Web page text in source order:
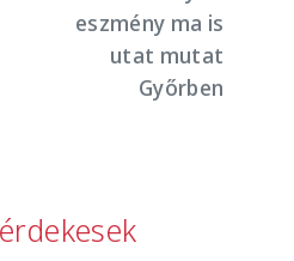
eszmény ma is
utat mutat
Győrben